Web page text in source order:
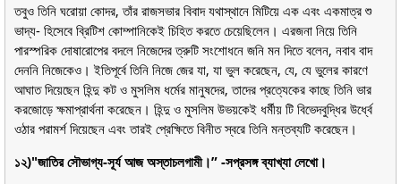
তবুও তিনি ঘরোয়া কোদর, তাঁর রাজসভার বিবাদ যথাস্থানে মিটিয়ে এক এবং একমাত্র শু
ভাদ্য- হিসেবে ব্রিটিশ কোম্পানিকেই চিহিত করতে চেয়েছিলেন। এরজনা নিয়ে তিনি
পারস্পরিক দোষারোপের বদলে নিজেদের ত্রুটি সংশোধনে জনি মন দিতে বলেন, নবাব বাদ
দেননি নিজেকেও। ইতিপূর্বে তিনি নিজে জের যা, যা ভুল করেছেন, যে, যে ভুলের কারণে
আঘাত দিয়েছেন হিন্দু কট ও মুসলিম ধর্মের মানুষদের, তাদের প্রত্যেকের কাছে তিনি ভার
করজোড়ে ক্ষমাপ্রার্থনা করেছেন। হিন্দু ও মুসলিম উভয়কেই ধর্মীয় টি বিভেদবুদ্ধির উর্ধ্বে
ওঠার পরামর্শ দিয়েছেন এবং তারই প্রেক্ষিতে বিনীত স্বরে তিনি মন্তব্যটি করেছেন।
১২)"জাতির সৌভাগ্য-সূর্য আজ অস্তাচলগামী।” -সপ্রসঙ্গ ব্যাখ্যা লেখো।